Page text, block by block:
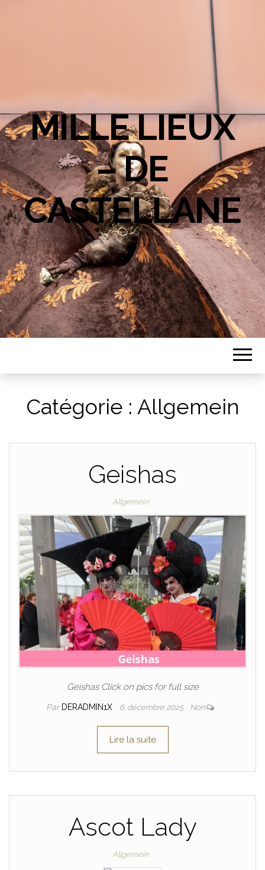
MILLE LIEUX
– DE
CASTELLANE
Catégorie : Allgemein
Geishas
Allgemein
Geishas Click on pics for full size
Par DERADMIN1X 6. décembre 2025 Non
Lire la suite
Ascot Lady
Allgemein